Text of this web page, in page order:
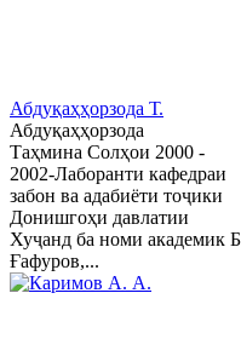
Абдуқаҳҳорзода Т.
Абдуқаҳҳорзода
Таҳмина Солҳои 2000 -
2002-Лаборанти кафедраи
забон ва адабиёти тоҷики
Донишгоҳи давлатии
Хуҷанд ба номи академик
Ғафуров,...